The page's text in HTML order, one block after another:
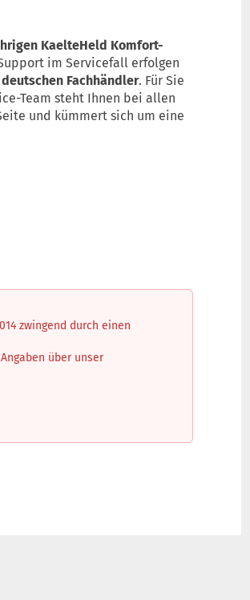
KaelteHeld Komfort-
im Servicefall erfolgen
Fachhändler. Für Sie
Team steht Ihnen bei allen
und kümmert sich um eine
zwingend durch einen
über unser